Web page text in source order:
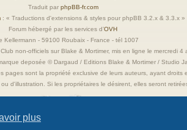
plus
Traduit par phpBB-fr.com
: « Traductions d'extensions & styles pour phpBB 3.2.x & 3.3.x »
Forum hébergé par les services d’OVH
Kellermann - 59100 Roubaix - France - tél 1007
non-officiels sur Blake & Mortimer, mis en ligne le mercredi 4
deposée © Dargaud / Editions Blake & Mortimer / Studio
pages sont la propriété exclusive de leurs auteurs, ayant droits
d'illustration. Si les propriétaires le désirent, elles seront